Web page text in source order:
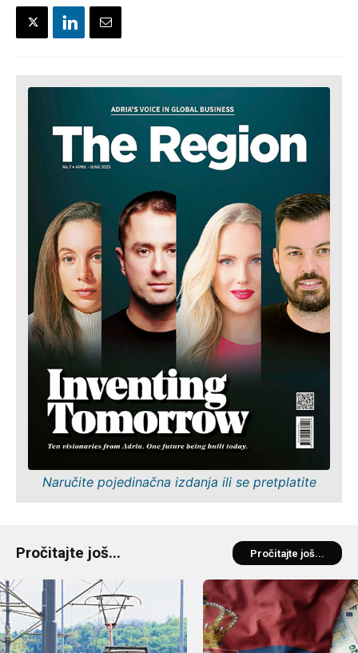
Naručite pojedinačna izdanja ili se pretplatite
Pročitajte još... Pročitajte još...